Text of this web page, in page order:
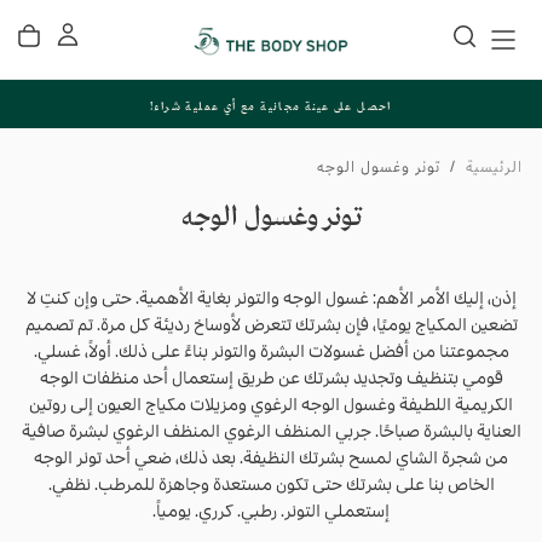
إلى
المحتوى
احصل على عينة مجانية مع أي عملية شراء!
الرئيسية / تونر وغسول الوجه
تونر وغسول الوجه
إذن، إليك الأمر الأهم: غسول الوجه والتونر بغاية الأهمية. حتى وإن كنتِ لا
تضعين المكياج يوميًا، فإن بشرتك تتعرض لأوساخ رديئة كل مرة. تم تصميم
مجموعتنا من أفضل غسولات البشرة والتونر بناءً على ذلك. أولاً، غسلي.
قومي بتنظيف وتجديد بشرتك عن طريق إستعمال أحد منظفات الوجه
الكريمية اللطيفة وغسول الوجه الرغوي ومزيلات مكياج العيون إلى روتين
العناية بالبشرة صباحًا. جربي المنظف الرغوي المنظف الرغوي لبشرة صافية
من شجرة الشاي لمسح بشرتك النظيفة. بعد ذلك، ضعي أحد تونر الوجه
الخاص بنا على بشرتك حتى تكون مستعدة وجاهزة للمرطب. نظفي.
إستعملي التونر. رطبي. كرري. يومياً.